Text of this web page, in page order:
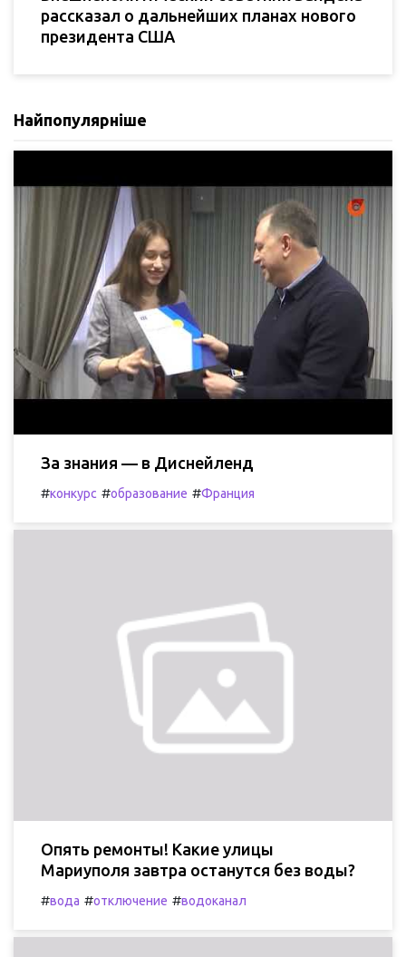
рассказал о дальнейших планах нового
президента США
Найпопулярніше
За знания — в Диснейленд
#конкурс #образование #Франция
Опять ремонты! Какие улицы
Мариуполя завтра останутся без воды?
#вода #отключение #водоканал